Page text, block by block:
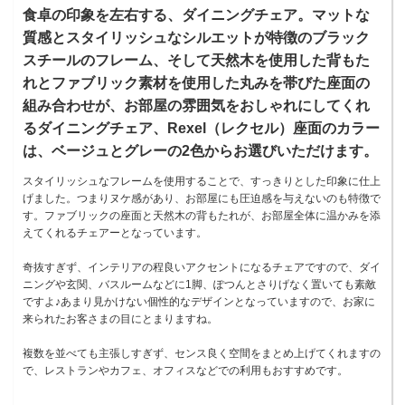
食卓の印象を左右する、ダイニングチェア。マットな
質感とスタイリッシュなシルエットが特徴のブラック
スチールのフレーム、そして天然木を使用した背もた
れとファブリック素材を使用した丸みを帯びた座面の
組み合わせが、お部屋の雰囲気をおしゃれにしてくれ
るダイニングチェア、Rexel（レクセル）座面のカラー
は、ベージュとグレーの2色からお選びいただけます。
スタイリッシュなフレームを使用することで、すっきりとした印象に仕上
げました。つまりヌケ感があり、お部屋にも圧迫感を与えないのも特徴で
す。ファブリックの座面と天然木の背もたれが、お部屋全体に温かみを添
えてくれるチェアーとなっています。
奇抜すぎず、インテリアの程良いアクセントになるチェアですので、ダイ
ニングや玄関、バスルームなどに1脚、ぽつんとさりげなく置いても素敵
ですよ♪あまり見かけない個性的なデザインとなっていますので、お家に
来られたお客さまの目にとまりますね。
複数を並べても主張しすぎず、センス良く空間をまとめ上げてくれますの
で、レストランやカフェ、オフィスなどでの利用もおすすめです。